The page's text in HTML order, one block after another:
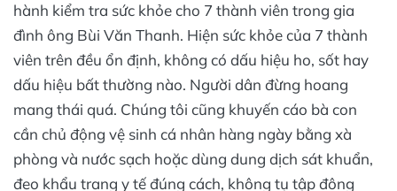
hành kiểm tra sức khỏe cho 7 thành viên trong gia
đình ông Bùi Văn Thanh. Hiện sức khỏe của 7 thành
viên trên đều ổn định, không có dấu hiệu ho, sốt hay
dấu hiệu bất thường nào. Người dân đừng hoang
mang thái quá. Chúng tôi cũng khuyến cáo bà con
cần chủ động vệ sinh cá nhân hàng ngày bằng xà
phòng và nước sạch hoặc dùng dung dịch sát khuẩn,
đeo khẩu trang y tế đúng cách, không tụ tập đông